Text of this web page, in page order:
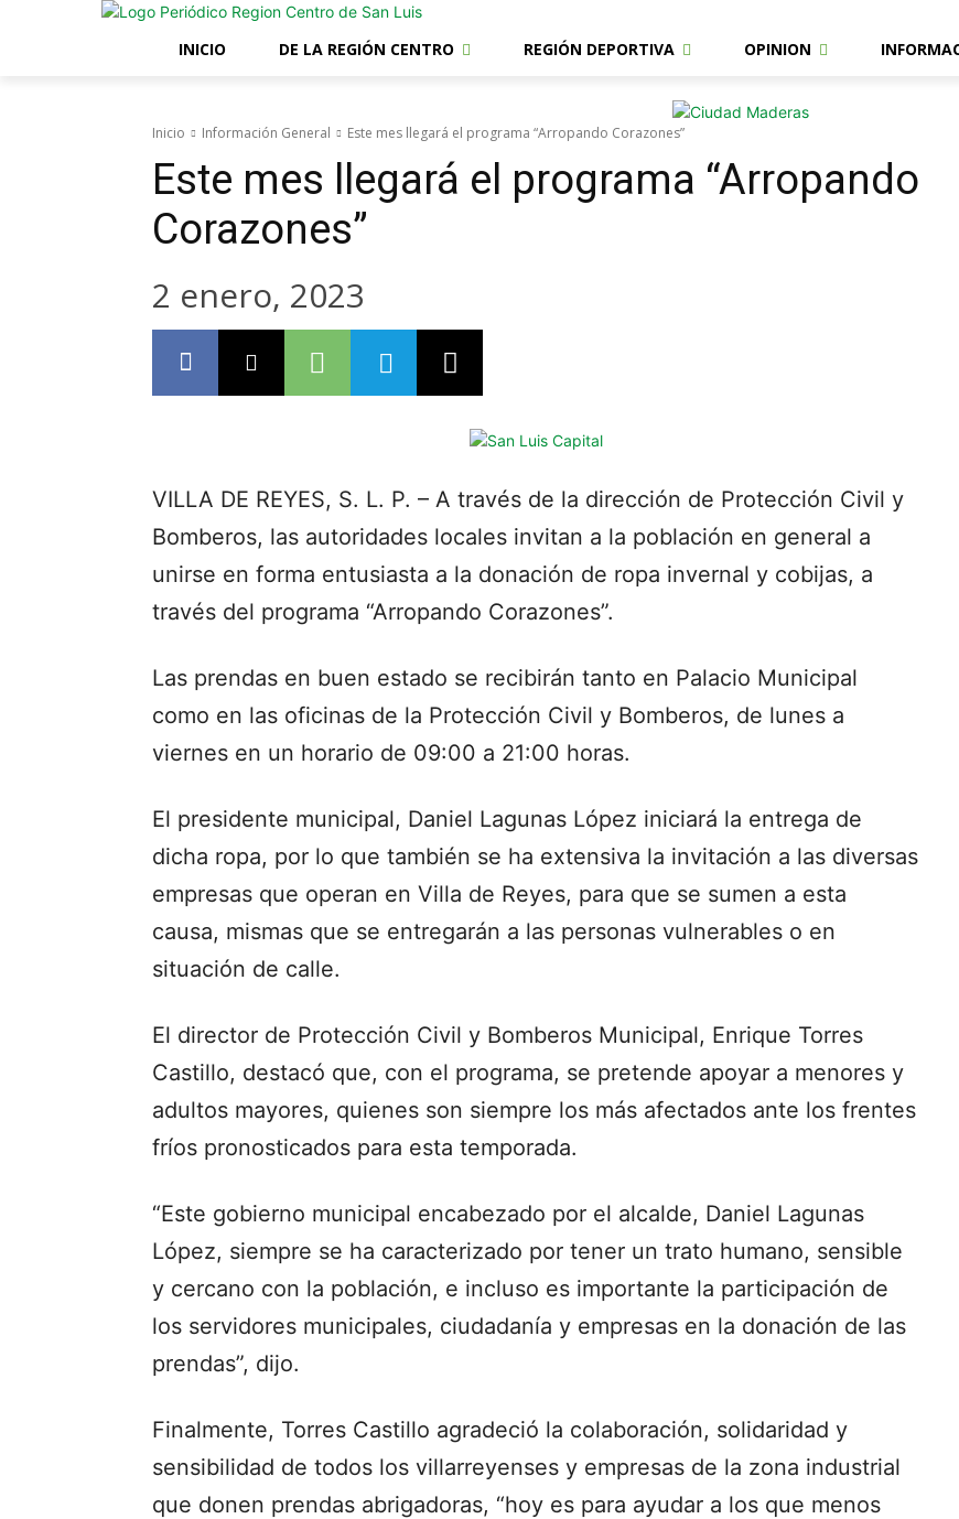
INICIO DE LA REGIÓN CENTRO REGIÓN DEPORTIVA OPINION
Inicio Información General Este mes llegará el programa “Arropando Corazones”
Este mes llegará el programa “Arropando
Corazones”
2 enero, 2023
VILLA DE REYES, S. L. P. – A través de la dirección de Protección Civil y
Bomberos, las autoridades locales invitan a la población en general a
unirse en forma entusiasta a la donación de ropa invernal y cobijas, a
través del programa “Arropando Corazones”.
Las prendas en buen estado se recibirán tanto en Palacio Municipal
como en las oficinas de la Protección Civil y Bomberos, de lunes a
viernes en un horario de 09:00 a 21:00 horas.
El presidente municipal, Daniel Lagunas López iniciará la entrega de
dicha ropa, por lo que también se ha extensiva la invitación a las diversas
empresas que operan en Villa de Reyes, para que se sumen a esta
causa, mismas que se entregarán a las personas vulnerables o en
situación de calle.
El director de Protección Civil y Bomberos Municipal, Enrique Torres
Castillo, destacó que, con el programa, se pretende apoyar a menores y
adultos mayores, quienes son siempre los más afectados ante los frentes
fríos pronosticados para esta temporada.
“Este gobierno municipal encabezado por el alcalde, Daniel Lagunas
López, siempre se ha caracterizado por tener un trato humano, sensible
y cercano con la población, e incluso es importante la participación de
los servidores municipales, ciudadanía y empresas en la donación de las
prendas”, dijo.
Finalmente, Torres Castillo agradeció la colaboración, solidaridad y
sensibilidad de todos los villarreyenses y empresas de la zona industrial
que donen prendas abrigadoras, “hoy es para ayudar a los que menos